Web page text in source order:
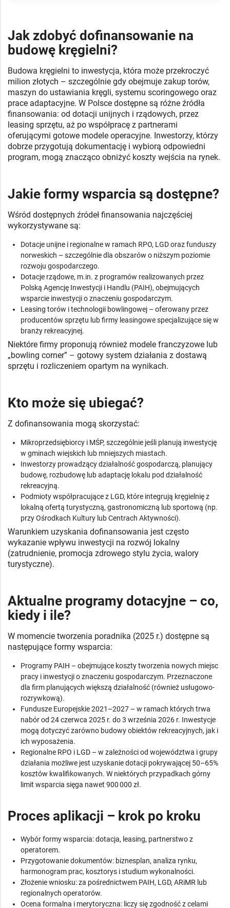
Jak zdobyć dofinansowanie na
budowę kręgielni?
Budowa kręgielni to inwestycja, która może przekroczyć
milion złotych – szczególnie gdy obejmuje zakup torów,
maszyn do ustawiania kręgli, systemu scoringowego oraz
prace adaptacyjne. W Polsce dostępne są różne źródła
finansowania: od dotacji unijnych i rządowych, przez
leasing sprzętu, aż po współpracę z partnerami
oferującymi gotowe modele operacyjne. Inwestorzy, którzy
dobrze przygotują dokumentację i wybiorą odpowiedni
program, mogą znacząco obniżyć koszty wejścia na rynek.
Jakie formy wsparcia są dostępne?
Wśród dostępnych źródeł finansowania najczęściej
wykorzystywane są:
Dotacje unijne i regionalne w ramach RPO, LGD oraz funduszy
norweskich – szczególnie dla obszarów o niższym poziomie
rozwoju gospodarczego.
Dotacje rządowe, m.in. z programów realizowanych przez
Polską Agencję Inwestycji i Handlu (PAIH), obejmujących
wsparcie inwestycji o znaczeniu gospodarczym.
Leasing torów i technologii bowlingowej – oferowany przez
producentów sprzętu lub firmy leasingowe specjalizujące się w
branży rekreacyjnej.
Niektóre firmy proponują również modele franczyzowe lub
„bowling corner” – gotowy system działania z dostawą
sprzętu i rozliczeniem opartym na wynikach.
Kto może się ubiegać?
Z dofinansowania mogą skorzystać:
Mikroprzedsiębiorcy i MŚP, szczególnie jeśli planują inwestycję
w gminach wiejskich lub mniejszych miastach.
Inwestorzy prowadzący działalność gospodarczą, planujący
budowę, rozbudowę lub adaptację lokalu pod działalność
rekreacyjną.
Podmioty współpracujące z LGD, które integrują kręgielnię z
lokalną ofertą turystyczną, gastronomiczną lub sportową (np.
przy Ośrodkach Kultury lub Centrach Aktywności).
Warunkiem uzyskania dofinansowania jest często
wykazanie wpływu inwestycji na rozwój lokalny
(zatrudnienie, promocja zdrowego stylu życia, walory
turystyczne).
Aktualne programy dotacyjne – co,
kiedy i ile?
W momencie tworzenia poradnika (2025 r.) dostępne są
następujące formy wsparcia:
Programy PAIH – obejmujące koszty tworzenia nowych miejsc
pracy i inwestycji o znaczeniu gospodarczym. Przeznaczone
dla firm planujących większą działalność (również usługowo-
rozrywkową).
Fundusze Europejskie 2021–2027 – w ramach których trwa
nabór od 24 czerwca 2025 r. do 3 września 2026 r. Inwestycje
mogą dotyczyć zarówno budowy obiektów rekreacyjnych, jak i
ich wyposażenia.
Regionalne RPO i LGD – w zależności od województwa i grupy
działania możliwe jest uzyskanie dotacji pokrywającej 50–65%
kosztów kwalifikowanych. W niektórych przypadkach górny
limit wsparcia sięga nawet 900 000 zł.
Proces aplikacji – krok po kroku
Wybór formy wsparcia: dotacja, leasing, partnerstwo z
operatorem.
Przygotowanie dokumentów: biznesplan, analiza rynku,
harmonogram prac, kosztorys i studium wykonalności.
Złożenie wniosku: za pośrednictwem PAIH, LGD, ARiMR lub
regionalnych operatorów.
Ocena formalna i merytoryczna: liczy się zgodność z celami